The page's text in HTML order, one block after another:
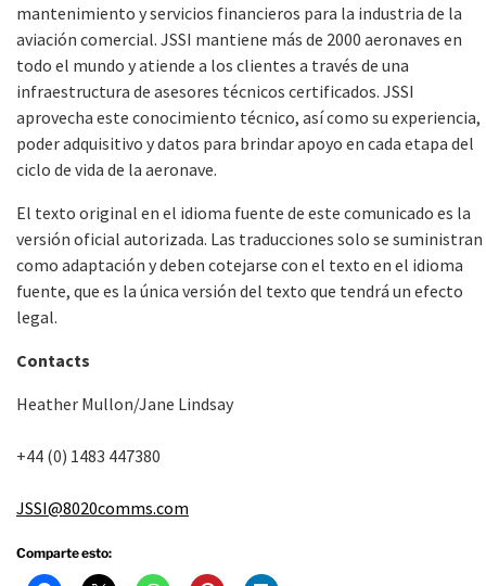
mantenimiento y servicios financieros para la industria de la
aviación comercial. JSSI mantiene más de 2000 aeronaves en
todo el mundo y atiende a los clientes a través de una
infraestructura de asesores técnicos certificados. JSSI
aprovecha este conocimiento técnico, así como su experiencia,
poder adquisitivo y datos para brindar apoyo en cada etapa del
ciclo de vida de la aeronave.
El texto original en el idioma fuente de este comunicado es la
versión oficial autorizada. Las traducciones solo se suministran
como adaptación y deben cotejarse con el texto en el idioma
fuente, que es la única versión del texto que tendrá un efecto
legal.
Contacts
Heather Mullon/Jane Lindsay
+44 (0) 1483 447380
JSSI@8020comms.com
Comparte esto: